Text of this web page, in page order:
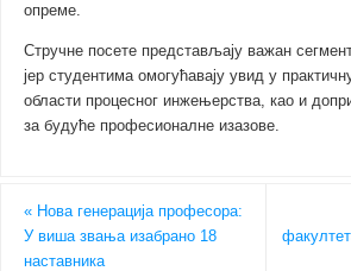
опреме.
Стручне посете представљају важан
јер студентима омогућавају увид у
области процесног инжењерства, као и
за будуће професионалне изазове.
«Нова генерација професора:
У виша звања изабрано 18
наставника